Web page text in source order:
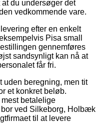
du undersøger det
vedkommende vare.
efter en enkelt
Pisa small
gennemføres
sandsynligt kan nå at
får fri.
uden beregning, men tit
et konkret beløb.
betalelige
bor ved Silkeborg, Holbæk
til at levere